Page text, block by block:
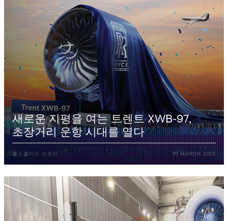
새로운 지평을 여는 트렌트 XWB-97,
초장거리 운항 시대를 열다
롤스롤이스 스토리 10 MARCH 2026